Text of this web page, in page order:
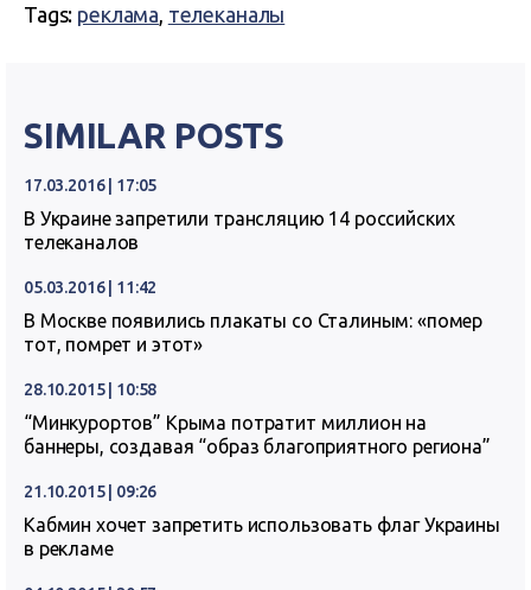
Tags: реклама телеканалы
SIMILAR POSTS
17.03.2016 | 17:05
В Украине запретили трансляцию 14 российских
телеканалов
05.03.2016 | 11:42
В Москве появились плакаты со Сталиным: «помер
тот, помрет и этот»
28.10.2015 | 10:58
“Минкурортов” Крыма потратит миллион на
баннеры, создавая “образ благоприятного региона”
21.10.2015 | 09:26
Кабмин хочет запретить использовать флаг Украины
в рекламе